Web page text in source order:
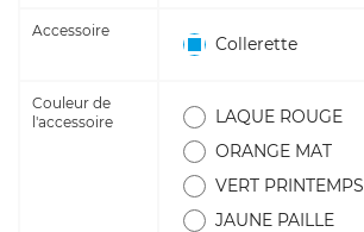
Accessoire
Collerette
Couleur de
l'accessoire
LAQUE ROUGE
ORANGE MAT
VERT PRINTEMPS
JAUNE PAILLE